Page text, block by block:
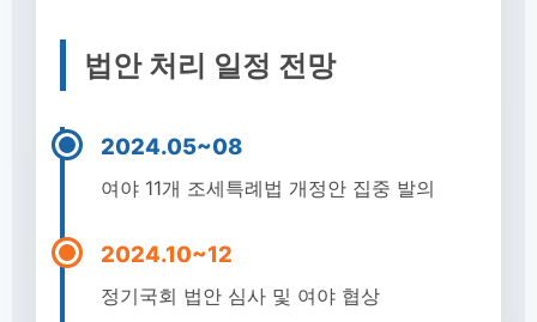
법안 처리 일정 전망
2024.05~08
여야 11개 조세특례법 개정안 집중 발의
2024.10~12
정기국회 법안 심사 및 여야 협상